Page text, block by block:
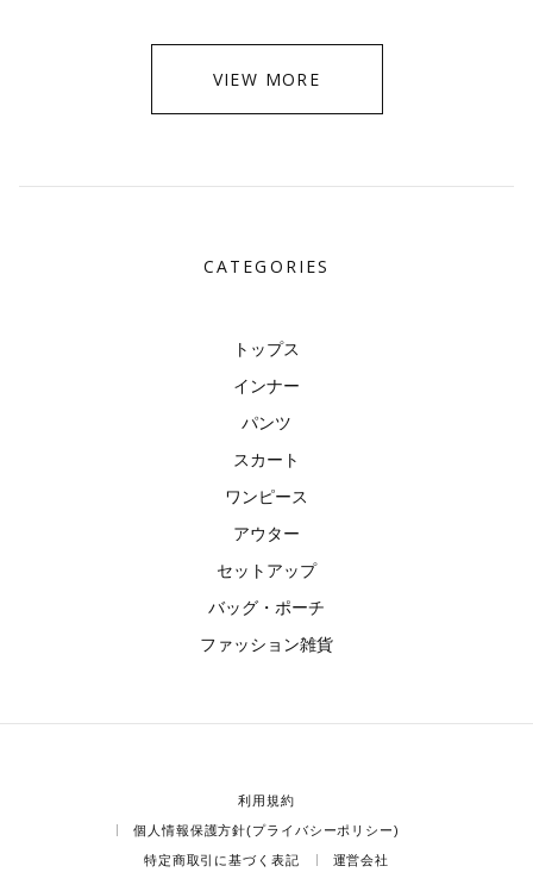
VIEW MORE
CATEGORIES
トップス
インナー
パンツ
スカート
ワンピース
アウター
セットアップ
バッグ・ポーチ
ファッション雑貨
利用規約
個人情報保護方針(プライバシーポリシー)
特定商取引に基づく表記 運営会社